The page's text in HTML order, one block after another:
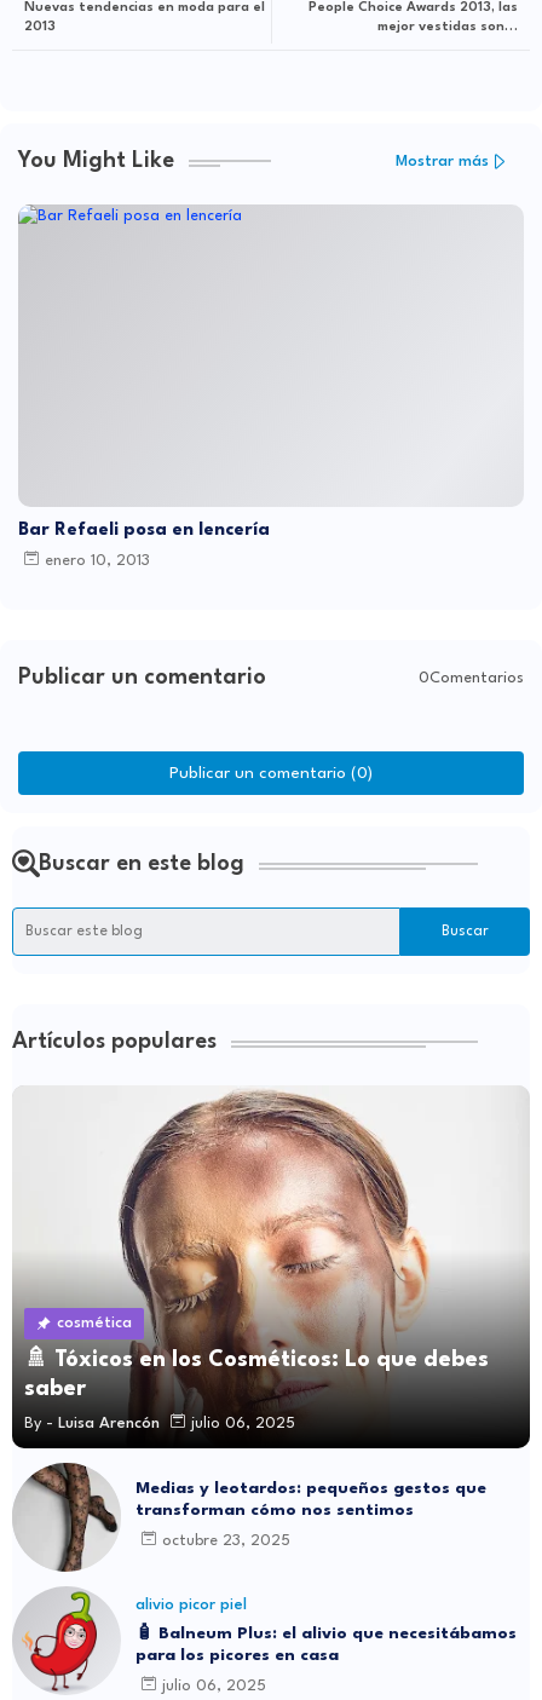
People Choice Awards 2013, las
mejor vestidas son…
Nuevas tendencias en moda para el
2013
You Might Like Mostrar más
Bar Refaeli posa en lencería
enero 10, 2013
Publicar un comentario 0Comentarios
Publicar un comentario (0)
Buscar en este blog
Artículos populares
cosmética
🚿 Tóxicos en los Cosméticos: Lo que debes
saber
By - Luisa Arencón julio 06, 2025
Medias y leotardos: pequeños gestos que
transforman cómo nos sentimos
octubre 23, 2025
alivio picor piel
🧴 Balneum Plus: el alivio que necesitábamos
para los picores en casa
julio 06, 2025